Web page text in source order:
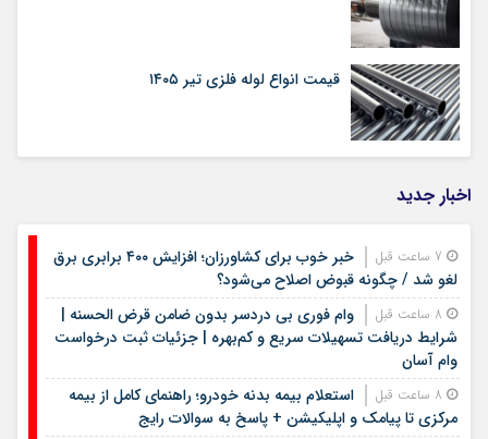
قیمت انواع لوله فلزی تیر ۱۴۰۵
اخبار جدید
خبر خوب برای کشاورزان؛ افزایش ۴۰۰ برابری برق
لغو شد / چگونه قبوض اصلاح می‌شود؟
وام فوری بی دردسر بدون ضامن قرض الحسنه |
شرایط دریافت تسهیلات سریع و کم‌بهره | جزئیات ثبت درخواست
وام آسان
استعلام بیمه بدنه خودرو؛ راهنمای کامل از بیمه
مرکزی تا پیامک و اپلیکیشن + پاسخ به سوالات رایج